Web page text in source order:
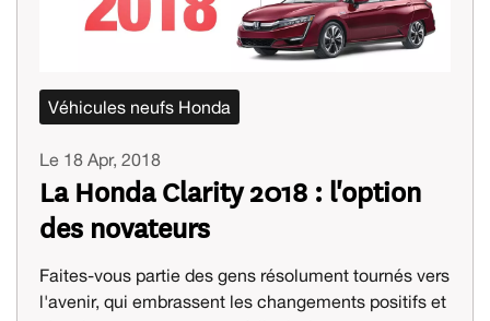
Véhicules neufs Honda
Le 18 Apr, 2018
La Honda Clarity 2018 : l'option
des novateurs
Faites-vous partie des gens résolument tournés vers
l'avenir, qui embrassent les changements positifs et